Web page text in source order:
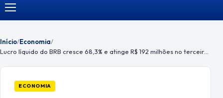
Menu
Início/Economia/
ECONOMIA